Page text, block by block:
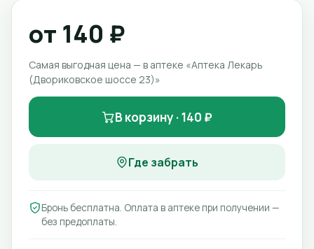
от 140 ₽
Самая выгодная цена — в аптеке «Аптека Лекарь
(Двориковское шоссе 23)»
В корзину · 140 ₽
Где забрать
Бронь бесплатна. Оплата в аптеке при получении —
без предоплаты.